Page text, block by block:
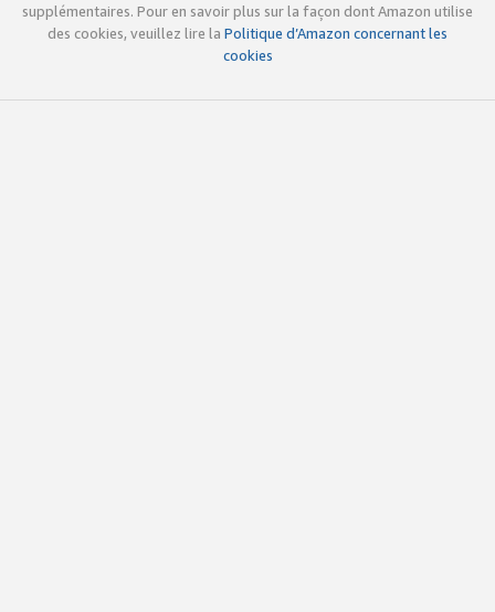
supplémentaires. Pour en savoir plus sur la façon dont Amazon utilise
des cookies, veuillez lire la Politique d’Amazon concernant les
cookies